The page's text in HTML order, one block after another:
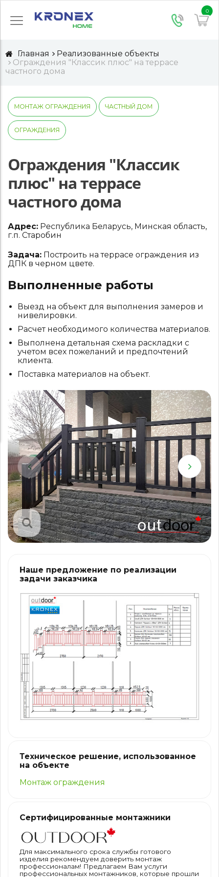
0
Главная
Реализованные объекты
Ограждения "Классик плюс" на террасе
частного дома
МОНТАЖ ОГРАЖДЕНИЯ ЧАСТНЫЙ ДОМ
ОГРАЖДЕНИЯ
Ограждения "Классик
плюс" на террасе
частного дома
Адрес: Республика Беларусь, Минская область,
г.п. Старобин
Задача: Построить на террасе ограждения из
ДПК в черном цвете.
Выполненные работы
Выезд на объект для выполнения замеров и
нивелировки.
Расчет необходимого количества материалов.
Выполнена детальная схема раскладки с
учетом всех пожеланий и предпочтений
клиента.
Поставка материалов на объект.
Наше предложение по реализации
задачи заказчика
Техническое решение, использованное
на объекте
Монтаж ограждения
Сертифицированные монтажники
Для максимального срока службы готового
изделия рекомендуем доверить монтаж
профессионалам! Предлагаем Вам услуги
профессиональных монтажников, которые прошли